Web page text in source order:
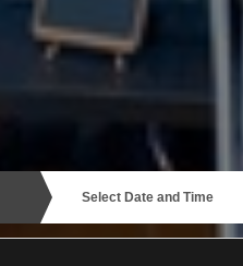
Select Date and Time